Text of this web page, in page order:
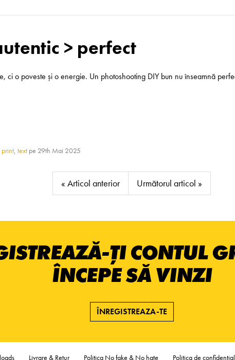
> perfect
ci o poveste și o energie. Un photoshooting DIY bun nu înseamnă
print text pe 29th Mai 2025
« Articol anterior Următorul articol »
ȚI CONTUL
ÎNCEPE SĂ VINZI
ÎNREGISTREAZA-TE
Livrare & Retur Politica No fake & No hate Politica de